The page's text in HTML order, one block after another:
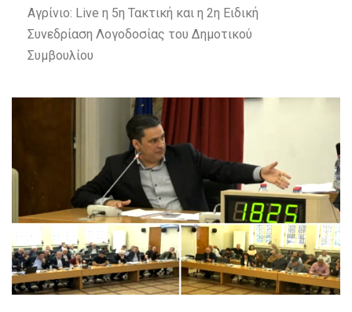
Αγρίνιο: Live η 5η Τακτική και η 2η Ειδική
Συνεδρίαση Λογοδοσίας του Δημοτικού
Συμβουλίου